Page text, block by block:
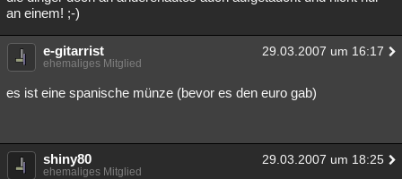
an einem! ;-)
e-gitarrist 29.03.2007 um 16:17
ehemaliges Mitglied
es ist eine spanische münze (bevor es den euro gab)
shiny80 29.03.2007 um 18:25
ehemaliges Mitglied